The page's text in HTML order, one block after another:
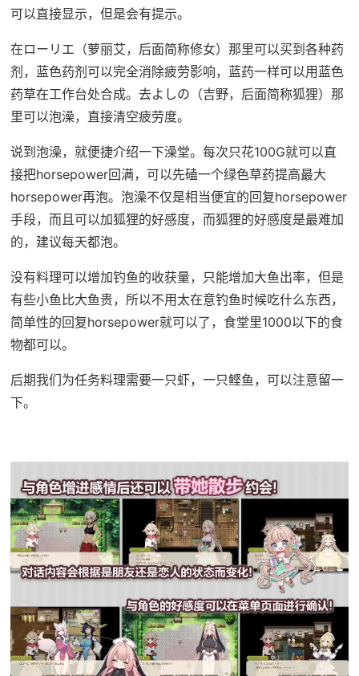
可以直接显示，但是会有提示。
在ローリエ（萝丽艾，后面简称修女）那里可以买到各种药
剂，蓝色药剂可以完全消除疲劳影响，蓝药一样可以用蓝色
药草在工作台处合成。去よしの（吉野，后面简称狐狸）那
里可以泡澡，直接清空疲劳度。
说到泡澡，就便捷介绍一下澡堂。每次只花100G就可以直
接把horsepower回满，可以先磕一个绿色草药提高最大
horsepower再泡。泡澡不仅是相当便宜的回复horsepower
手段，而且可以加狐狸的好感度，而狐狸的好感度是最难加
的，建议每天都泡。
没有料理可以增加钓鱼的收获量，只能增加大鱼出率，但是
有些小鱼比大鱼贵，所以不用太在意钓鱼时候吃什么东西，
简单性的回复horsepower就可以了，食堂里1000以下的食
物都可以。
后期我们为任务料理需要一只虾，一只鲣鱼，可以注意留一
下。